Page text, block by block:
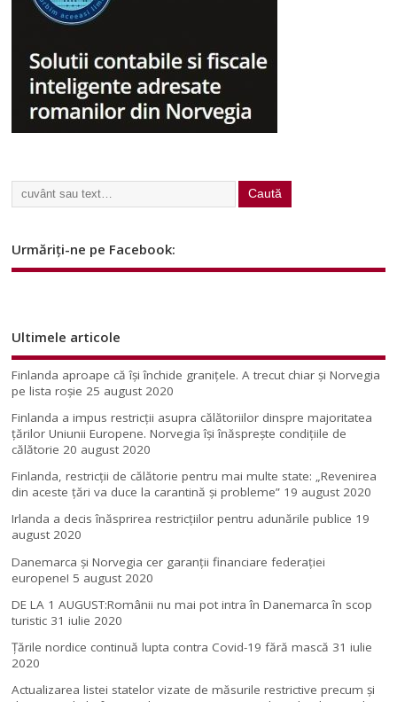
Urmăriți-ne pe Facebook:
Ultimele articole
Finlanda aproape că își închide granițele. A trecut chiar și Norvegia
pe lista roșie 25 august 2020
Finlanda a impus restricţii asupra călătoriilor dinspre majoritatea
ţărilor Uniunii Europene. Norvegia își înăsprește condițiile de
călătorie 20 august 2020
Finlanda, restricţii de călătorie pentru mai multe state: „Revenirea
din aceste ţări va duce la carantină şi probleme” 19 august 2020
Irlanda a decis înăsprirea restricțiilor pentru adunările publice 19
august 2020
Danemarca și Norvegia cer garanții financiare federației
europene! 5 august 2020
DE LA 1 AUGUST:Românii nu mai pot intra în Danemarca în scop
turistic 31 iulie 2020
Țările nordice continuă lupta contra Covid-19 fără mască 31 iulie
2020
Actualizarea listei statelor vizate de măsurile restrictive precum și